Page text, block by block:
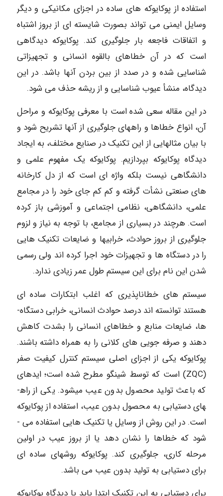
استفاده از پوکایوکه ­های ساده در اجزای مکانیکی و دیگر
وسایل ایمنی می­ تواند بصورت شایسته ای از بروز اشتباه
و اتفاقات فاجعه بار جلوگیری کند. پوکایوکه دیدگاهی
است که در آن خطاهای بالقوه انسانی و تجهیزاتی
شناسایی شده و در صدد از بین بردن آنها باشد. در این
دیدگاه، منشأ عیوب شناسایی و از ریشه حذف می شود.
در این مقاله سعی شده است با معرفی پوکایوکه و مراحل
آن، انواع خطاها و راه­های جلوگیری از آنها تشریح شود و
با بیان مثال­هایی از این تکنیک در صنایع مختلف، به ایجاد
دیدگاه پوکایوکه بپردازیم. پوکایوکه یک مفهوم علمی و
دانشگاهی نیست بلکه واژه ای است که از دل کارخانه
های صنعتی نشأت گرفته و کم کم جای خود را در مجامع
علمی، دانشگاهی، نظامی اجتماعی و آموزشی باز کرده
است. هرچند در بسیاری از مجامع، با توجه به نیاز و لزوم
جلوگیری از بروز حوادث، خرابی­ها و ضایعات تکنیک­ هایی
را در دستگاه­ ها و تجهیزات خود اجرا کرده ­اند ولی رسمی
شدن این نام برای این سیستم طول عمر زیادی ندارد.
سیستم­ های خطاناپذیری که اغلب ابتکارات ساده ­ای
هستند توانسته ­اند درصد حوادث انسانی، خرابی دستگاه­
ها، ضایعات منابع و خطاهای انسانی را بشدت کاهش
دهند و صرفه­ جویی­ های کلانی را به­ همراه داشته باشند.
پوکایوکه یکی از اجزای اصلی سیستم کنترل کیفیت صفر
(ZQC) است که توسط شینگو مطرح شده است؛ ایده­ای
که باعث تولید محصول بدون عیب می­شود. یکی از راه­
های دستیابی به محصول بدون عیب، استفاده از پوکایوکه
است. در این روش از وسایل یا تکنیک­ هایی استفاده می ­
شود که خطاها را نشان دهد یا از بروز عیب در اولین
مرحله کاری، جلوگیری کند. پوکایوکه روش­های ساده ای
برای دستیابی به تولید بدون عیب می ­باشد.
برای دستیابی به این تکنیک ابتدا باید با دیدگاه پوکایوکه